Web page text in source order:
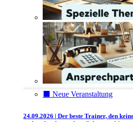
⬛️ Neue Veranstaltung
24.09.2026 | Der beste Trainer, den